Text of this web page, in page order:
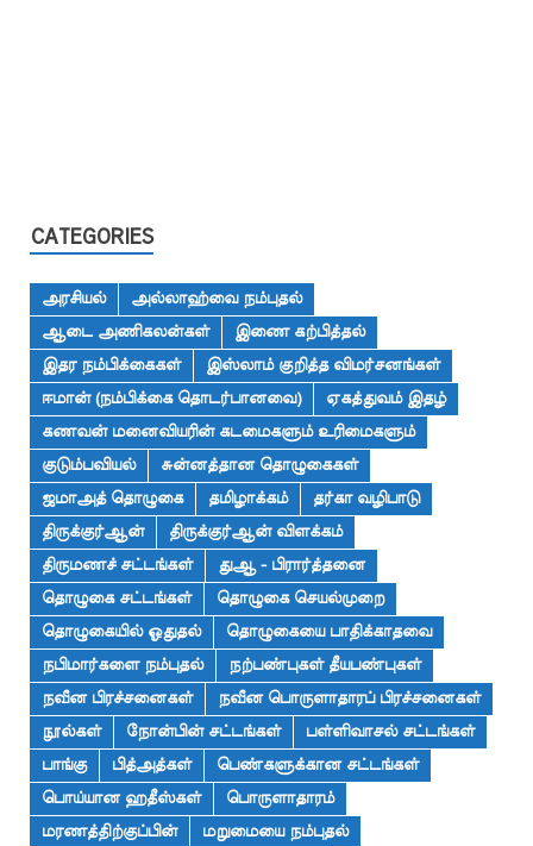
CATEGORIES
அரசியல்
அல்லாஹ்வை நம்புதல்
ஆடை அணிகலன்கள்
இணை கற்பித்தல்
இதர நம்பிக்கைகள்
இஸ்லாம் குறித்த விமர்சனங்கள்
ஈமான் (நம்பிக்கை தொடர்பானவை)
ஏகத்துவம் இதழ்
கணவன் மனைவியரின் கடமைகளும் உரிமைகளும்
குடும்பவியல்
சுன்னத்தான தொழுகைகள்
ஜமாஅத் தொழுகை
தமிழாக்கம்
தர்கா வழிபாடு
திருக்குர்ஆன்
திருக்குர்ஆன் விளக்கம்
திருமணச் சட்டங்கள்
துஆ - பிரார்த்தனை
தொழுகை சட்டங்கள்
தொழுகை செயல்முறை
தொழுகையில் ஓதுதல்
தொழுகையை பாதிக்காதவை
நபிமார்களை நம்புதல்
நற்பண்புகள் தீயபண்புகள்
நவீன பிரச்சனைகள்
நவீன பொருளாதாரப் பிரச்சனைகள்
நூல்கள்
நோன்பின் சட்டங்கள்
பள்ளிவாசல் சட்டங்கள்
பாங்கு
பித்அத்கள்
பெண்களுக்கான சட்டங்கள்
பொய்யான ஹதீஸ்கள்
பொருளாதாரம்
மரணத்திற்குப்பின்
மறுமையை நம்புதல்